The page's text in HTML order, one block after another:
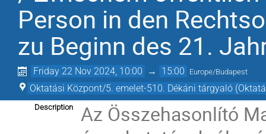
Person in den
zu Beginn des 21.
Friday 22 Nov 2024, 10:00 → 15:00 Europe/Budapest
Oktatási Központ/5. emelet-510. Dékáni tárgyaló
Description
Az Összehasonlító